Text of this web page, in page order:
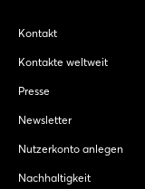
Kontakt
Kontakte weltweit
Presse
Newsletter
Nutzerkonto anlegen
Nachhaltigkeit